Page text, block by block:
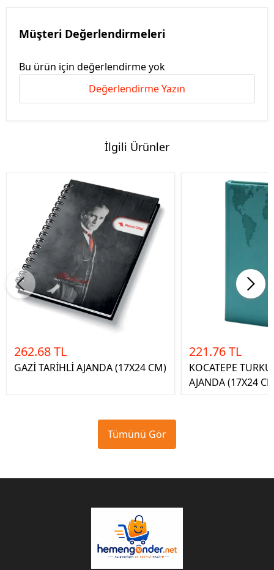
Müşteri Değerlendirmeleri
Bu ürün için değerlendirme yok
Değerlendirme Yazın
İlgili Ürünler
262.68 TL
GAZİ TARİHLİ AJANDA (17X24 CM)
221.76 TL
KOCATEPE
AJANDA (17X24
Tümünü Gör